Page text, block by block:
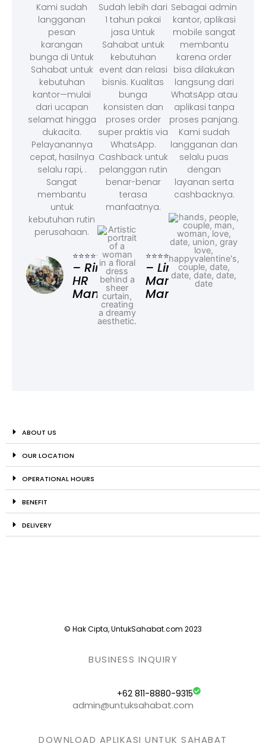
Kami sudah
langganan
pesan
karangan
bunga di Untuk
Sahabat untuk
kebutuhan
kantor—mulai
dari ucapan
selamat hingga
dukacita.
Pelayanannya
cepat, hasilnya
selalu rapi, .
Sangat
membantu
untuk
kebutuhan rutin
perusahaan.
⭐⭐⭐⭐⭐
– Rina,
HR
Manager
Sudah lebih dari
1 tahun pakai
jasa Untuk
Sahabat untuk
kebutuhan
event dan relasi
bisnis. Kualitas
bunga
konsisten dan
proses order
super praktis via
WhatsApp.
Cashback untuk
pelanggan rutin
benar-benar
terasa
manfaatnya.
⭐⭐⭐⭐⭐
– Linda,
Marketing
Manager
Sebagai admin
kantor, aplikasi
mobile sangat
membantu
karena order
bisa dilakukan
langsung dari
WhatsApp atau
aplikasi tanpa
proses panjang.
Kami sudah
langganan dan
selalu puas
dengan
layanan serta
cashbacknya.
ABOUT US
OUR LOCATION
OPERATIONAL HOURS
BENEFIT
DELIVERY
© Hak Cipta, UntukSahabat.com 2023
BUSINESS INQUIRY
+62 811-8880-9315
admin@untuksahabat.com
DOWNLOAD APLIKASI UNTUK SAHABAT